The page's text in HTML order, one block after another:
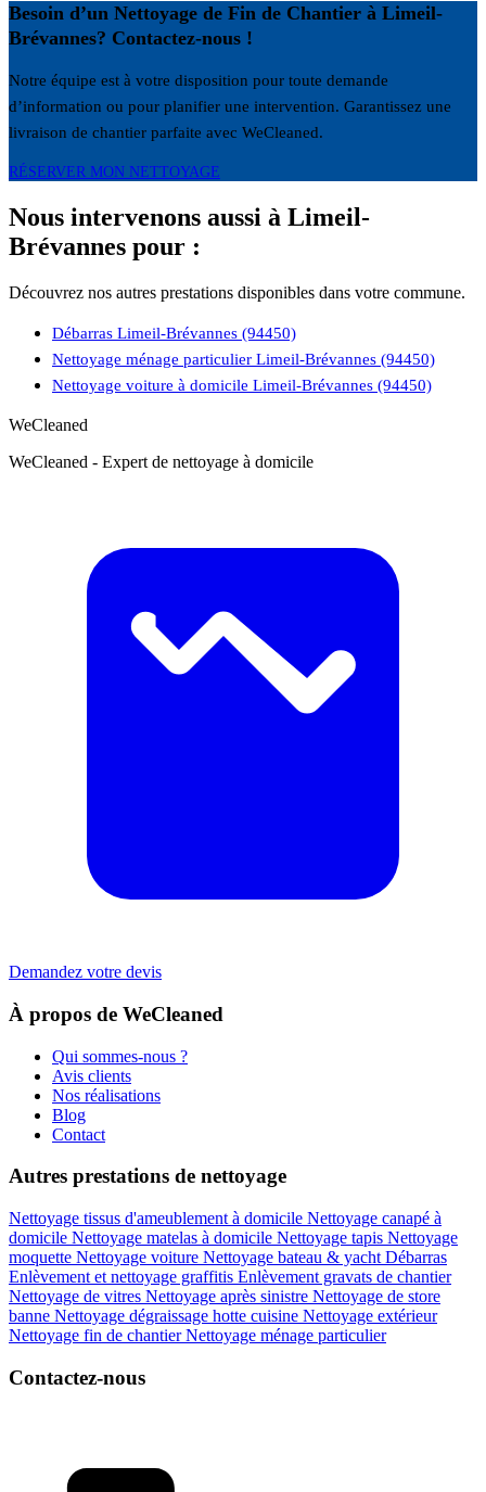
Besoin d’un Nettoyage de Fin de Chantier à Limeil-
Brévannes? Contactez-nous !
Notre équipe est à votre disposition pour toute demande
d’information ou pour planifier une intervention. Garantissez une
livraison de chantier parfaite avec WeCleaned.
RÉSERVER MON NETTOYAGE
Nous intervenons aussi à Limeil-
Brévannes pour :
Découvrez nos autres prestations disponibles dans votre commune.
Débarras Limeil-Brévannes (94450)
Nettoyage ménage particulier Limeil-Brévannes (94450)
Nettoyage voiture à domicile Limeil-Brévannes (94450)
WeCleaned
WeCleaned - Expert de nettoyage à domicile
Demandez votre devis
À propos de WeCleaned
Qui sommes-nous ?
Avis clients
Nos réalisations
Blog
Contact
Autres prestations de nettoyage
Nettoyage tissus d'ameublement à domicile Nettoyage canapé à
domicile Nettoyage matelas à domicile Nettoyage tapis Nettoyage
moquette Nettoyage voiture Nettoyage bateau & yacht Débarras
Enlèvement et nettoyage graffitis Enlèvement gravats de chantier
Nettoyage de vitres Nettoyage après sinistre Nettoyage de store
banne Nettoyage dégraissage hotte cuisine Nettoyage extérieur
Nettoyage fin de chantierNettoyage ménage particulier
Contactez-nous